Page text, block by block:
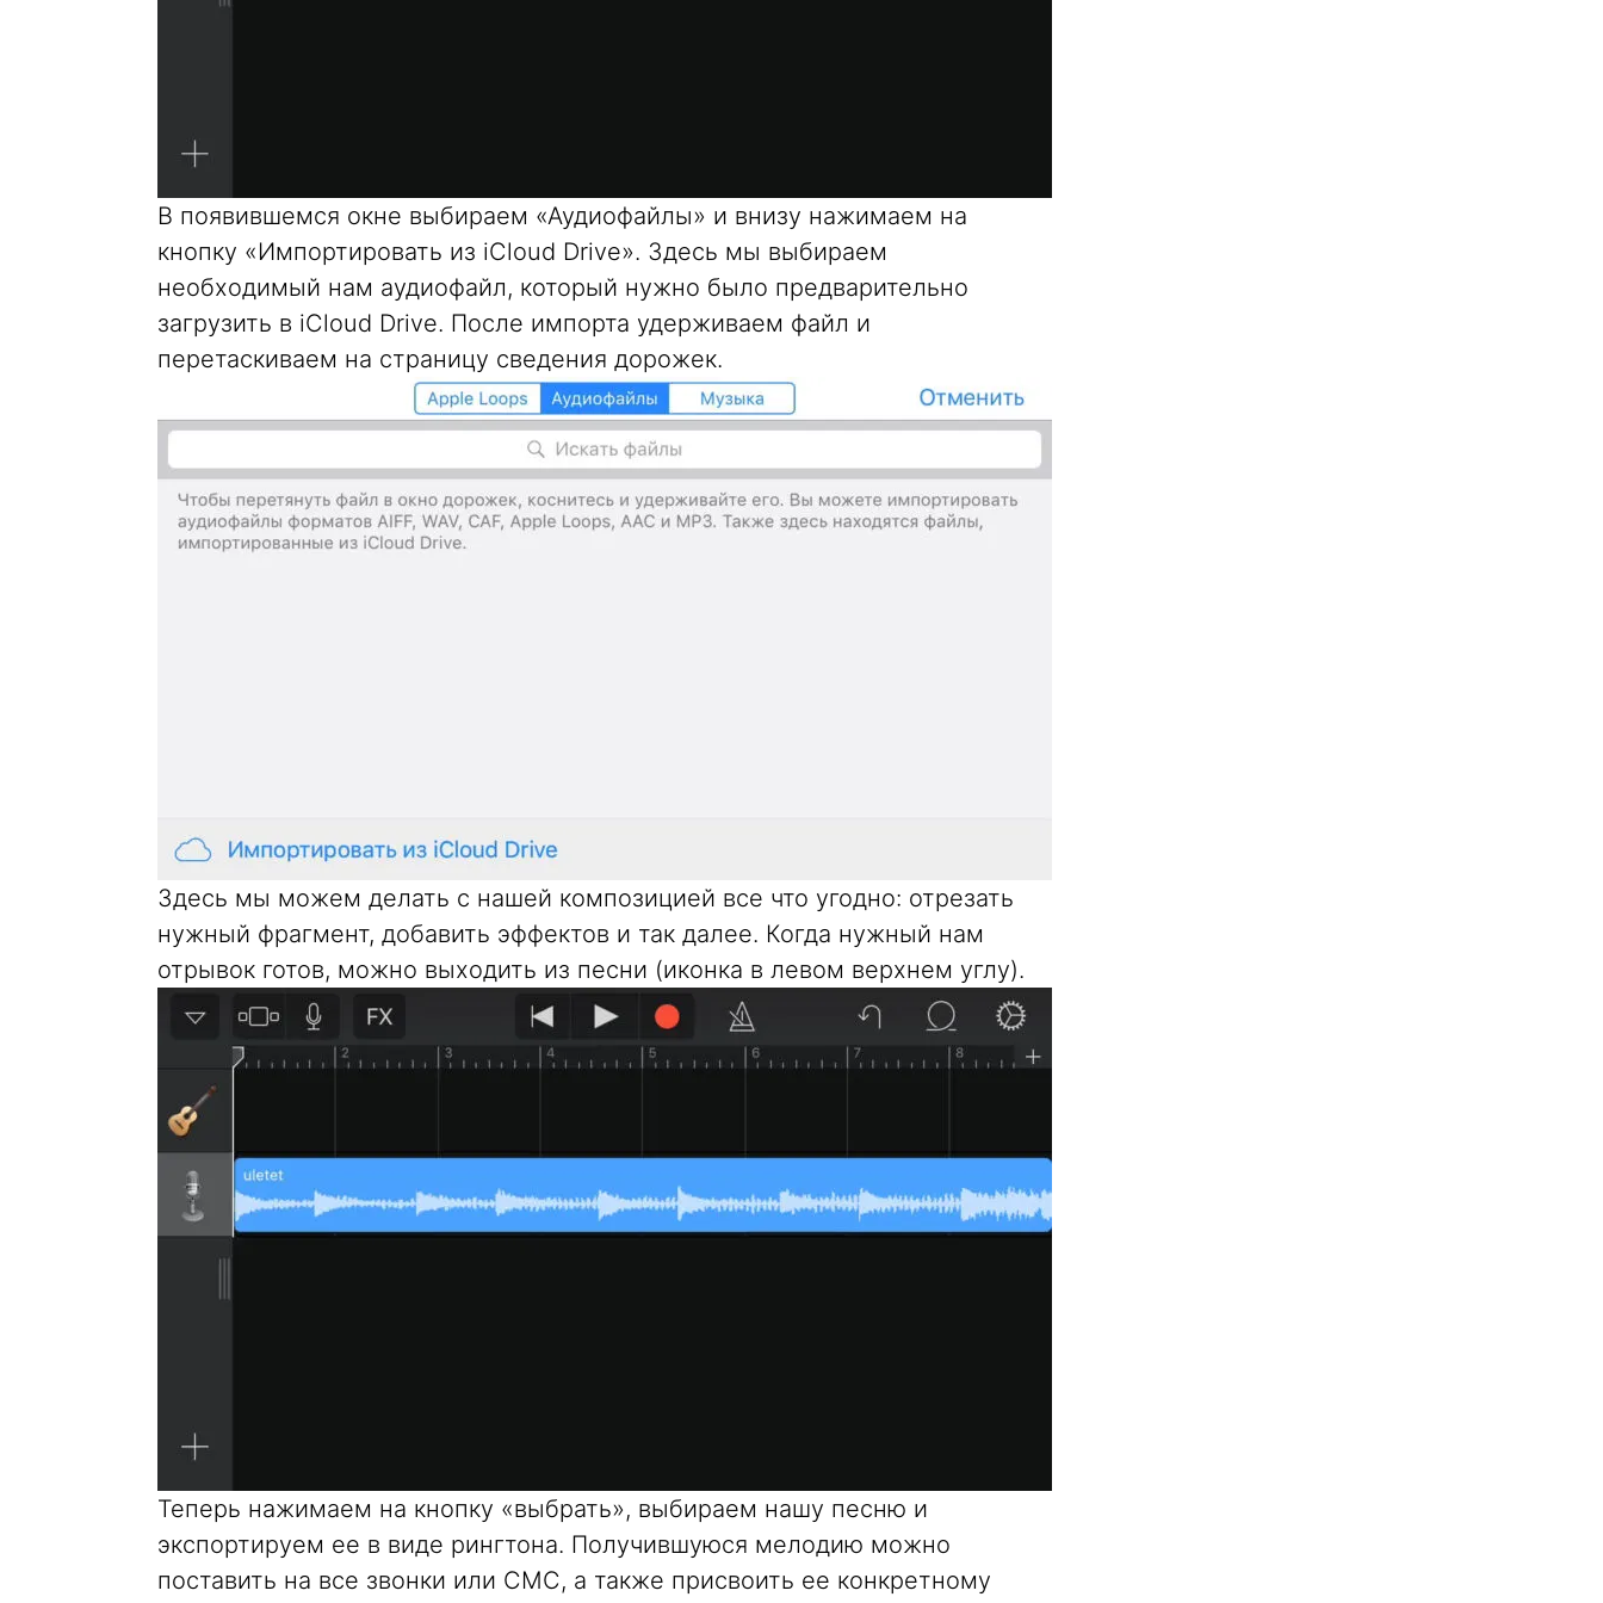
В появившемся окне выбираем «Аудиофайлы» и внизу нажимаем на
кнопку «Импортировать из iCloud Drive». Здесь мы выбираем
необходимый нам аудиофайл, который нужно было предварительно
загрузить в iCloud Drive. После импорта удерживаем файл и
перетаскиваем на страницу сведения дорожек.
Здесь мы можем делать с нашей композицией все что угодно: отрезать
нужный фрагмент, добавить эффектов и так далее. Когда нужный нам
отрывок готов, можно выходить из песни (иконка в левом верхнем углу).
Теперь нажимаем на кнопку «выбрать», выбираем нашу песню и
экспортируем ее в виде рингтона. Получившуюся мелодию можно
поставить на все звонки или СМС, а также присвоить ее конкретному